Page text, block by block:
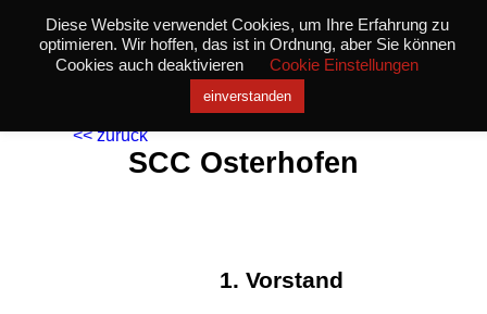
<< zurück
SCC Osterhofen
1. Vorstand
Diese Website verwendet Cookies, um Ihre Erfahrung zu
optimieren. Wir hoffen, das ist in Ordnung, aber Sie können
Cookies auch deaktivieren
Cookie Einstellungen
einverstanden